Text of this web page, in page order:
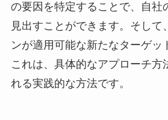
の要因を特定することで、自社
見出すことができます。そして
ンが適用可能な新たなターゲッ
これは、具体的なアプローチ方
れる実践的な方法です。